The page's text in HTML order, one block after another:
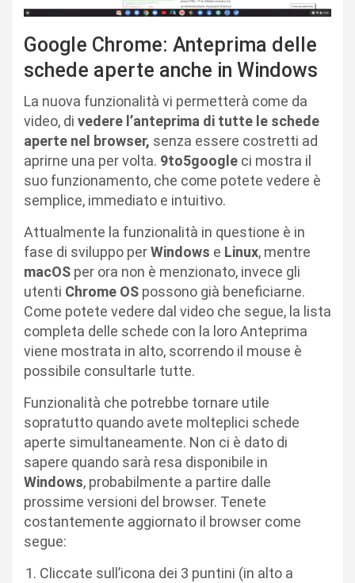
Google Chrome: Anteprima delle
schede aperte anche in Windows
La nuova funzionalità vi permetterà come da
video, di vedere l’anteprima di tutte le schede
aperte nel browser, senza essere costretti ad
aprirne una per volta. 9to5google ci mostra il
suo funzionamento, che come potete vedere è
semplice, immediato e intuitivo.
Attualmente la funzionalità in questione è in
fase di sviluppo perWindows e Linux, mentre
macOS per ora non è menzionato, invece gli
utenti Chrome OS possono già beneficiarne.
Come potete vedere dal video che segue, la lista
completa delle schede con la loro Anteprima
viene mostrata in alto, scorrendo il mouse è
possibile consultarle tutte.
Funzionalità che potrebbe tornare utile
sopratutto quando avete molteplici schede
aperte simultaneamente. Non ci è dato di
sapere quando sarà resa disponibile in
Windows, probabilmente a partire dalle
prossime versioni del browser. Tenete
costantemente aggiornato il browser come
segue:
Cliccate sull’icona dei 3 puntini (in alto a